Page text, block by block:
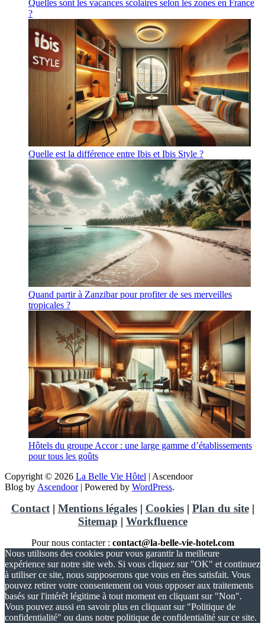
Quelles sont les vacances scolaires selon les zones en France
?
Quelle est la différence entre Ibis et Ibis Style ?
Quand partir à Zanzibar pour profiter de ses merveilles
tropicales ?
Hôtels du groupe Accor : une large gamme d’établissements
pour tous les goûts
Copyright © 2026 La Belle Vie Hôtel | Ascendoor
Blog by Ascendoor| Powered by WordPress.
Contact| Mentions légales| Cookies| Plan du site|
Sitemap | Workfluence
Pour nous contacter : contact@la-belle-vie-hotel.com
Nous utilisons des cookies pour vous garantir la meilleure
expérience sur notre site web. Si vous cliquez sur "OK" et continuez
à utiliser ce site, nous supposerons que vous en êtes satisfait. Vous
pouvez retirer votre consentement ou vous opposer aux traitements
basés sur l'intérêt légitime à tout moment en cliquant sur "Non".
Vous pouvez aussi en savoir plus en cliquant sur "Politique de
confidentialité" ou dans notre politique de confidentialité sur ce site.